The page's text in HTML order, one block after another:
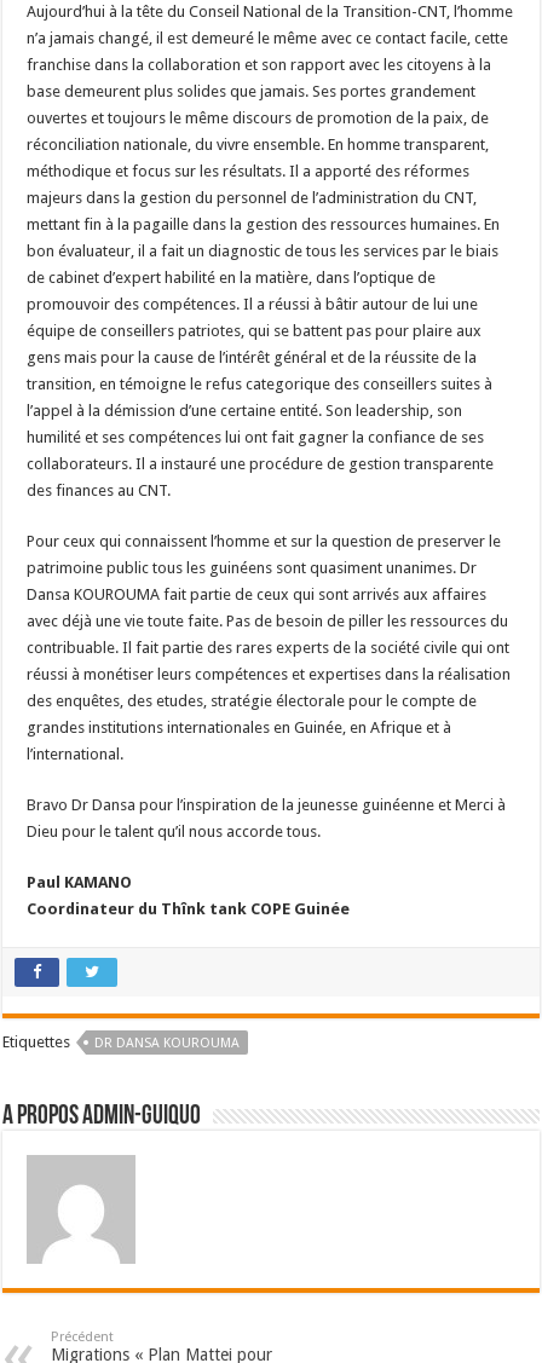
Aujourd’hui à la tête du Conseil National de la Transition-CNT, l’homme
n’a jamais changé, il est demeuré le même avec ce contact facile, cette
franchise dans la collaboration et son rapport avec les citoyens à la
base demeurent plus solides que jamais. Ses portes grandement
ouvertes et toujours le même discours de promotion de la paix, de
réconciliation nationale, du vivre ensemble. En homme transparent,
méthodique et focus sur les résultats. Il a apporté des réformes
majeurs dans la gestion du personnel de l’administration du CNT,
mettant fin à la pagaille dans la gestion des ressources humaines. En
bon évaluateur, il a fait un diagnostic de tous les services par le biais
de cabinet d’expert habilité en la matière, dans l’optique de
promouvoir des compétences. Il a réussi à bâtir autour de lui une
équipe de conseillers patriotes, qui se battent pas pour plaire aux
gens mais pour la cause de l’intérêt général et de la réussite de la
transition, en témoigne le refus categorique des conseillers suites à
l’appel à la démission d’une certaine entité. Son leadership, son
humilité et ses compétences lui ont fait gagner la confiance de ses
collaborateurs. Il a instauré une procédure de gestion transparente
des finances au CNT.
Pour ceux qui connaissent l’homme et sur la question de preserver le
patrimoine public tous les guinéens sont quasiment unanimes. Dr
Dansa KOUROUMA fait partie de ceux qui sont arrivés aux affaires
avec déjà une vie toute faite. Pas de besoin de piller les ressources du
contribuable. Il fait partie des rares experts de la société civile qui ont
réussi à monétiser leurs compétences et expertises dans la réalisation
des enquêtes, des etudes, stratégie électorale pour le compte de
grandes institutions internationales en Guinée, en Afrique et à
l’international.
Bravo Dr Dansa pour l’inspiration de la jeunesse guinéenne et Merci à
Dieu pour le talent qu’il nous accorde tous.
Paul KAMANO
Coordinateur du Thînk tank COPE Guinée
Etiquettes DR DANSA KOUROUMA
A propos admin-guiquo
Précédent
Migrations « Plan Mattei pour